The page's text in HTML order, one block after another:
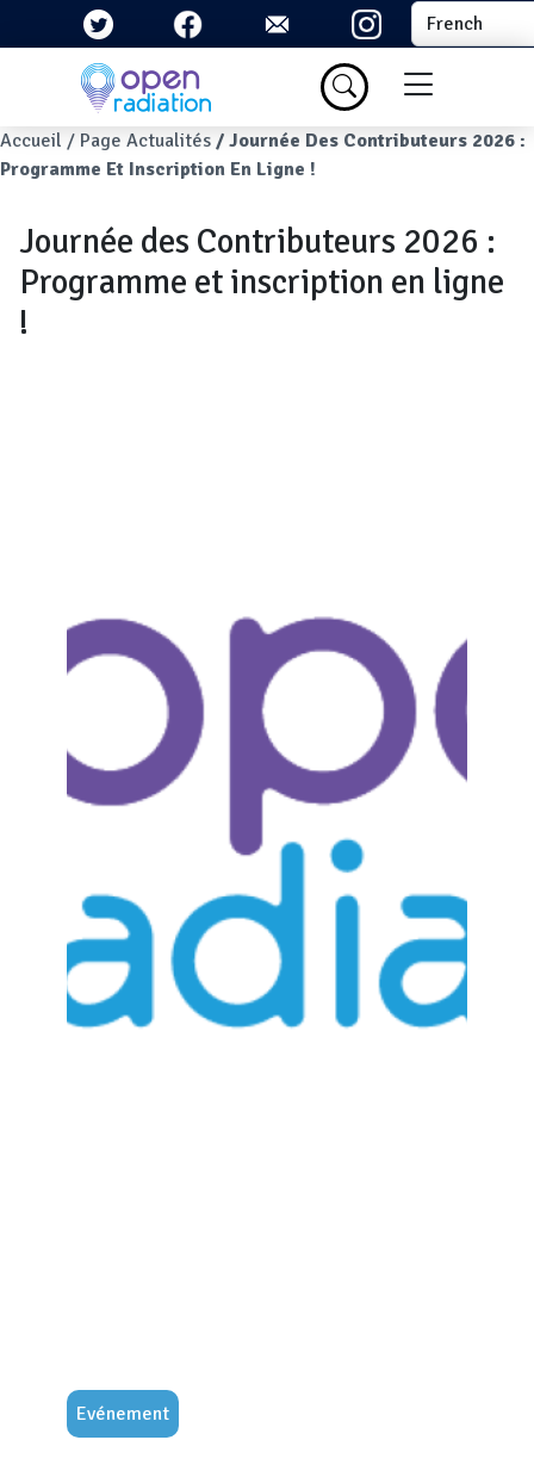
Aller au contenu principal Select your
Menu du
Fil d'Ariane
Accueil Page Actualités
Journée Des Contributeurs 2026 :
Programme Et Inscription En Ligne !
Journée des Contributeurs 2026 :
Programme et inscription en ligne
!
Evénement